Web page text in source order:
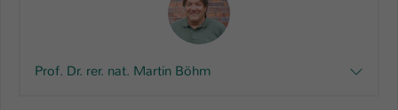
Prof. Dr. rer. nat. Martin Böhm